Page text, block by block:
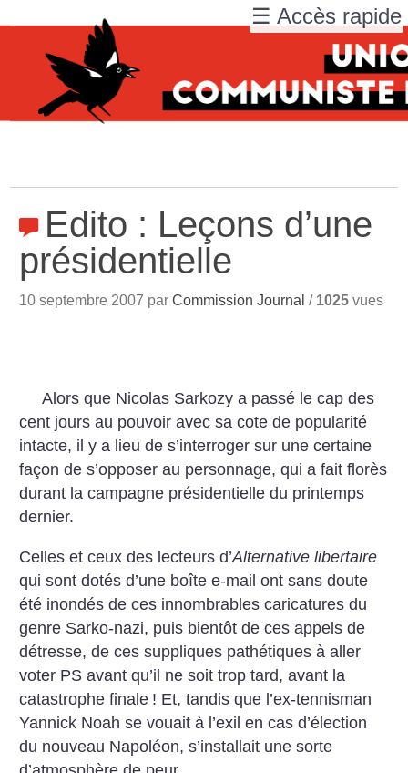
Edito : Leçons d’une
présidentielle
10 septembre 2007 parCommission Journal / 1025 vues
Alors que Nicolas Sarkozy a passé le cap des
cent jours au pouvoir avec sa cote de popularité
intacte, il y a lieu de s’interroger sur une certaine
façon de s’opposer au personnage, qui a fait florès
durant la campagne présidentielle du printemps
dernier.
Celles et ceux des lecteurs d’Alternative libertaire
qui sont dotés d’une boîte e-mail ont sans doute
été inondés de ces innombrables caricatures du
genre Sarko-nazi, puis bientôt de ces appels de
détresse, de ces suppliques pathétiques à aller
voter PS avant qu’il ne soit trop tard, avant la
catastrophe finale ! Et, tandis que l’ex-tennisman
Yannick Noah se vouait à l’exil en cas d’élection
du nouveau Napoléon, s’installait une sorte
☰ Accès rapide